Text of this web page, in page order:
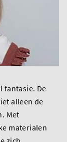
fantasie. De
alleen de
Met
materialen